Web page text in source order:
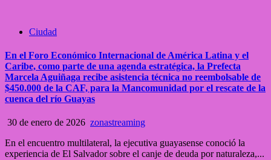
Ciudad
En el Foro Económico Internacional de América Latina y el
Caribe, como parte de una agenda estratégica, la Prefecta
Marcela Aguiñaga recibe asistencia técnica no reembolsable de
$450.000 de la CAF, para la Mancomunidad por el rescate de la
cuenca del río Guayas
30 de enero de 2026 zonastreaming
En el encuentro multilateral, la ejecutiva guayasense conoció la
experiencia de El Salvador sobre el canje de deuda por naturaleza,...